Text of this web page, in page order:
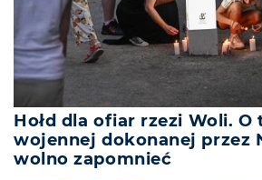
Hołd dla ofiar rzezi Woli. O
wojennej dokonanej przez
wolno zapomnieć